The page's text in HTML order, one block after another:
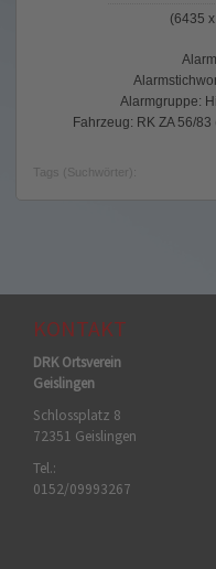
(6435
Alarmgruppe:
Fahrzeug: RK ZA 56/
Tags (Suchwörter):
KONTAKT
DRK Ortsverein
Geislingen
Schlossplatz 8
72351 Geislingen
Tel.:
0152/09993267